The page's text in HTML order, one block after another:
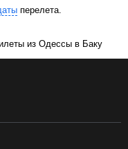
перелета.
из Одессы в Баку